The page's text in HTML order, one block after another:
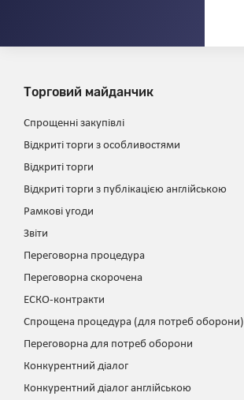
Торговий майданчик
Спрощенні закупівлі
Відкриті торги з особливостями
Відкриті торги
Відкриті торги з публікацією англійською
Рамкові угоди
Звіти
Переговорна процедура
Переговорна скорочена
ЕСКО-контракти
Спрощена процедура (для потреб оборони)
Переговорна для потреб оборони
Конкурентний діалог
Конкурентний діалог англійською